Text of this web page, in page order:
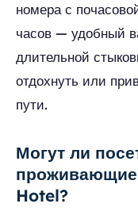
номера с
часов — удобный
длительной
отдохнуть или
пути.
Могут ли
проживающие
Hotel?